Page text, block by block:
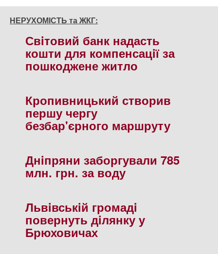
НЕРУХОМІСТЬ та ЖКГ:
Свiтовий банк надасть
кошти для компенсацiї за
пошкоджене житло
Кропивницький створив
першу чергу
безбар'єрного маршруту
Днiпряни заборгували 785
млн. грн. за воду
Львiвськiй громадi
повернуть дiлянку у
Брюховичах